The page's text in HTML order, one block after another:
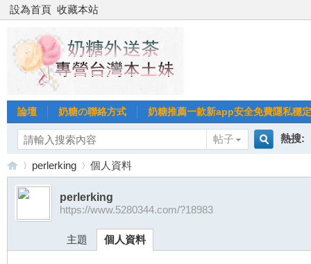
設為首頁 收藏本站
論壇 奶糖の聯絡方式 奶糖推薦一款新app安全免費隱私穩
帖子
熱搜:
台›
perlerking 個人資料
perlerking
https://www.5280344.com/?18983
主題 個人資料